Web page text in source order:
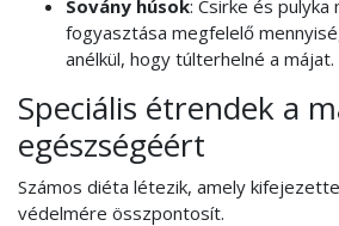
Sovány húsok: Csirke és
fogyasztása megfelelő
anélkül, hogy túlterhelné a májat.
Speciális étrendek a
egészségéért
Számos diéta létezik, amely
védelmére összpontosít.